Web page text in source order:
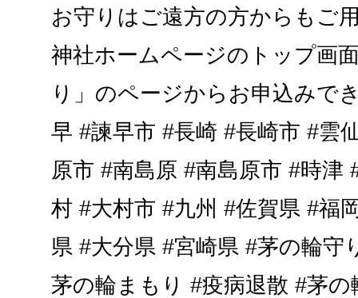
お守りはご遠方の方からもご
神社ホームページのトップ画
り」のページからお申込みで
早 #諫早市 #長崎 #長崎市 #雲
原市 #南島原 #南島原市 #時津
村 #大村市 #九州 #佐賀県 #福
県 #大分県 #宮崎県 #茅の輪守
茅の輪まもり #疫病退散 #茅